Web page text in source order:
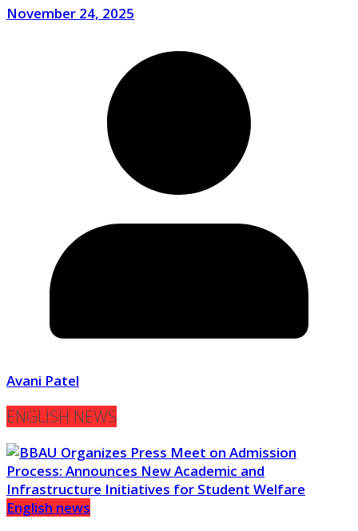
November 24, 2025
Avani Patel
ENGLISH NEWS
English news